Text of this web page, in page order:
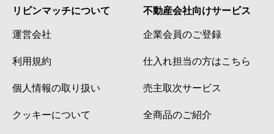
リビンマッチについて
運営会社
利用規約
個人情報の取り扱い
クッキーについて
不動産会社向けサービス
企業会員のご登録
仕入れ担当の方はこちら
売主取次サービス
全商品のご紹介